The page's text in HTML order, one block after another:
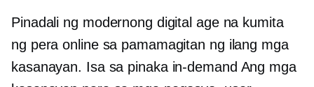
Pinadali ng modernong digital age na kumita
ng pera online sa pamamagitan ng ilang mga
kasanayan. Isa sa pinaka in-demand Ang mga